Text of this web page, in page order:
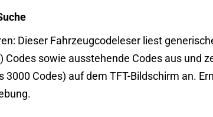
Dieser Fahrzeugcodeleser liest
Codes sowie ausstehende Codes aus und
Codes) auf dem TFT-Bildschirm an.